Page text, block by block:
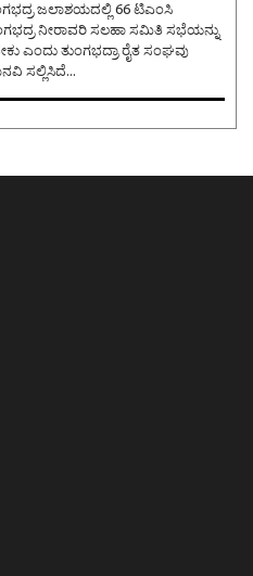
ನೀರಾವರಿ ಸಲಹಾ ಸಮಿತಿ ಸಭೆಯನ್ನು
ಎಂದು ತುಂಗಭದ್ರಾ ರೈತ ಸಂಘವು
ಸಲ್ಲಿಸಿದೆ...